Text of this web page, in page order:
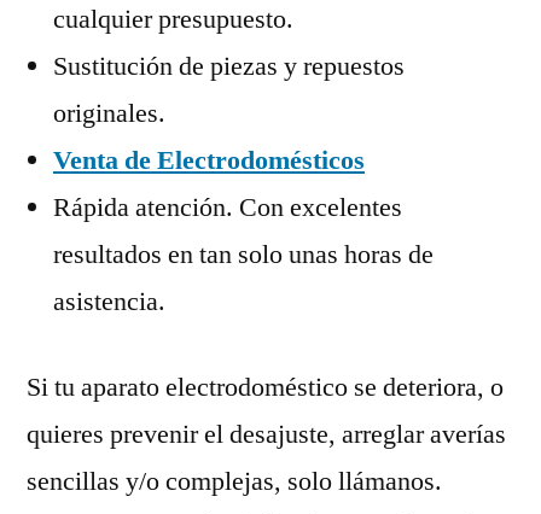
cualquier presupuesto.
Sustitución de piezas y repuestos
originales.
Venta de Electrodomésticos
Rápida atención. Con excelentes
resultados en tan solo unas horas de
asistencia.
Si tu aparato electrodoméstico se deteriora, o
quieres prevenir el desajuste, arreglar averías
sencillas y/o complejas, solo llámanos.